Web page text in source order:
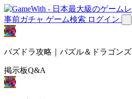
事前ガチャ ゲーム検索 ログイン
パズドラ攻略｜パズル＆ドラゴンズ
掲示板Q&A